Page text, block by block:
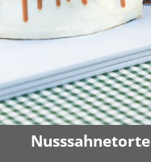
Nusssahnetorte